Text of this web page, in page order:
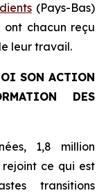
(Pays-Bas)
ont chacun reçu
leur travail.
SON ACTION
DES
1,8 million
rejoint ce qui est
transitions